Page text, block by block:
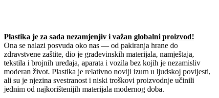
Plastika je za sada nezamjenjiv i važan globalni proizvod!
Ona se nalazi posvuda oko nas — od pakiranja hrane do
zdravstvene zaštite, dio je građevinskih materijala, namještaja,
tekstila i brojnih uređaja, aparata i vozila bez kojih je nezamisliv
moderan život. Plastika je relativno noviji izum u ljudskoj povijesti,
ali su je njezina svestranost i niski troškovi proizvodnje učinili
jednim od najkorištenijih materijala modernog doba.